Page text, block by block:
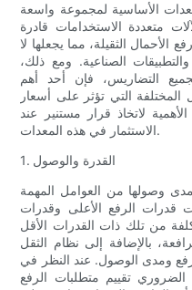
الأساسية لمجموعة واسعة
متعددة الاستخدامات قادرة
الأحمال الثقيلة، مما يجعلها لا
الصناعية. ومع ذلك،
التضاريس، فإن أحد أهم
المختلفة التي تؤثر على أسعار
لاتخاذ قرار مستنير عند
الاستثمار في هذه المعدات.
1. القدرة والوصول
وصولها من العوامل المهمة
قدرات الرفع الأعلى وقدرات
من تلك ذات القدرات الأقل
بالإضافة إلى نظام الثقل
ومدى الوصول. عند النظر في
تقييم متطلبات الرفع